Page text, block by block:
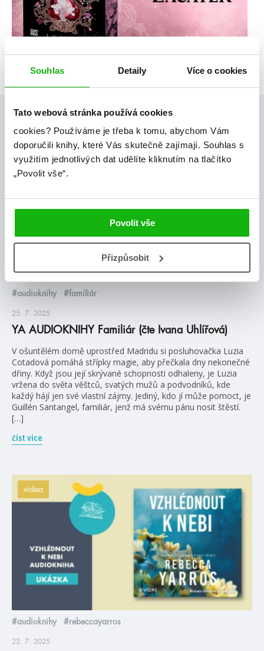
Souhlas Detaily Více o cookies
Tato webová stránka používá cookies
cookies? Používáme je třeba k tomu, abychom Vám
doporučili knihy, které Vás skutečně zajímají. Souhlas s
využitím jednotlivých dat udělíte kliknutím na tlačítko
„Povolit vše“.
Povolit vše
Přizpůsobit
Posty, které by tě mohly zajímat
videa
#audioknihy #familiár
25. 7. 2025
YA AUDIOKNIHY Familiár (čte Ivana Uhlířová)
V ošuntělém domě uprostřed Madridu si posluhovačka Luzia
Cotadová pomáhá střípky magie, aby přečkala dny nekonečné
dřiny. Když jsou její skrývané schopnosti odhaleny, je Luzia
vržena do světa věštců, svatých mužů a podvodníků, kde
každý hájí jen své vlastní zájmy. Jediný, kdo jí může pomoct, je
Guillén Santangel, familiár, jenž má svému pánu nosit štěstí.
[…]
číst více
videa
#audioknihy #rebeccayarros
22. 7. 2025